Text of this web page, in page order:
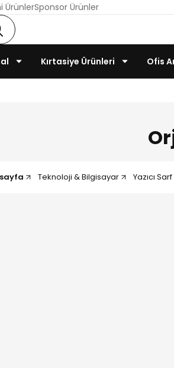
ÜrünlerSponsor Ürünler
Kırtasiye Ürünleri Ofis
Teknoloji & Bilgisayar Yazıcı